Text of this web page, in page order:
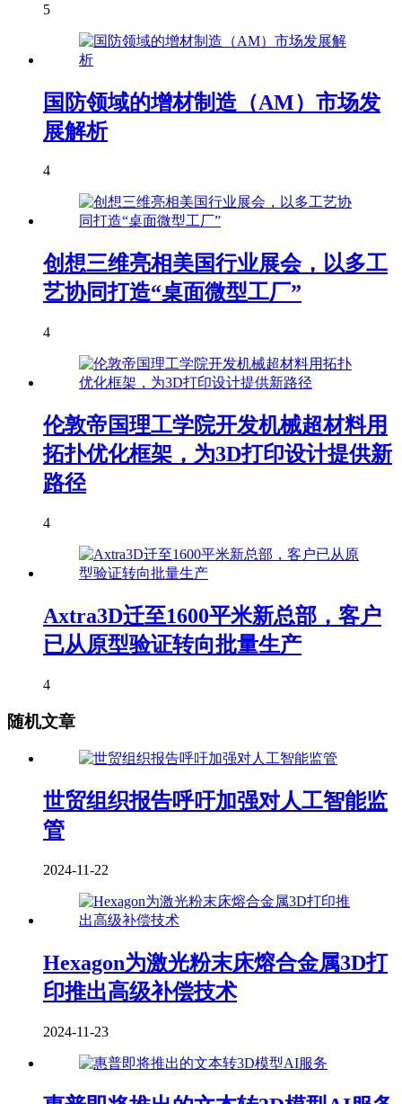
5
国防领域的增材制造（AM）市场发
展解析
4
创想三维亮相美国行业展会，以多工
艺协同打造“桌面微型工厂”
4
伦敦帝国理工学院开发机械超材料用
拓扑优化框架，为3D打印设计提供新
路径
4
Axtra3D迁至1600平米新总部，客户
已从原型验证转向批量生产
4
随机文章
世贸组织报告呼吁加强对人工智能监
管
2024-11-22
Hexagon为激光粉末床熔合金属3D打
印推出高级补偿技术
2024-11-23